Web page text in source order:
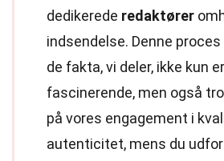
dedikerede redaktører
indsendelse. Denne
de fakta, vi deler, ikke kun er
fascinerende, men også
på vores engagement i
autenticitet, mens du